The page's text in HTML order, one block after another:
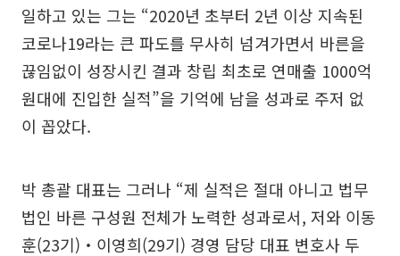
일하고 있는 그는 “2020년 초부터 2년 이상 지속된
코로나19라는 큰 파도를 무사히 넘겨가면서 바른을
끊임없이 성장시킨 결과 창립 최초로 연매출 1000억
원대에 진입한 실적”을 기억에 남을 성과로 주저 없
이 꼽았다.
박 총괄 대표는 그러나 “제 실적은 절대 아니고 법무
법인 바른 구성원 전체가 노력한 성과로서, 저와 이동
훈(23기)‧이영희(29기) 경영 담당 대표 변호사 두